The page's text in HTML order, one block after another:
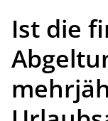
Ist die